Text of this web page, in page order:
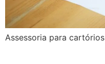
Assessoria para cartórios